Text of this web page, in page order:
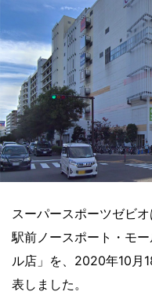
スーパースポーツゼビ
駅前ノースポート・モ
ル店」を、2020年10月
表しました。